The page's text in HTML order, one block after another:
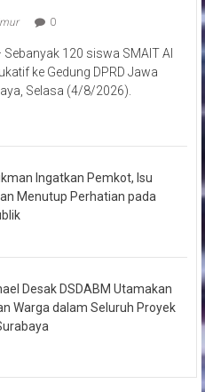
0
120 siswa SMAIT Al
ke Gedung DPRD Jawa
Selasa (4/8/2026).
Ingatkan Pemkot, Isu
Menutup Perhatian pada
Desak DSDABM Utamakan
Warga dalam Seluruh Proyek